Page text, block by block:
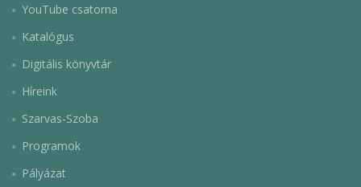
YouTube csatorna
Katalógus
Digitális könyvtár
Híreink
Szarvas-Szoba
Programok
Pályázat